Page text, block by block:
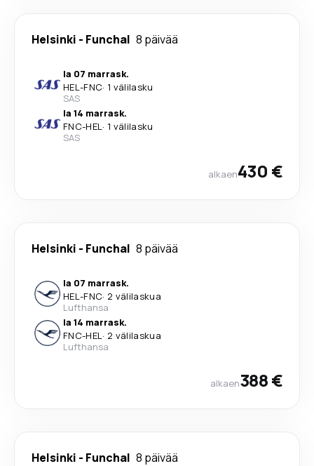
Helsinki - Funchal 8 päivää
la 07 marrask.
HEL-FNC· 1 välilasku
SAS
la 14 marrask.
FNC-HEL· 1 välilasku
SAS
alkaen430 €
Helsinki - Funchal 8 päivää
la 07 marrask.
HEL-FNC· 2 välilaskua
Lufthansa
la 14 marrask.
FNC-HEL· 2 välilaskua
Lufthansa
alkaen388 €
Helsinki - Funchal 8 päivää